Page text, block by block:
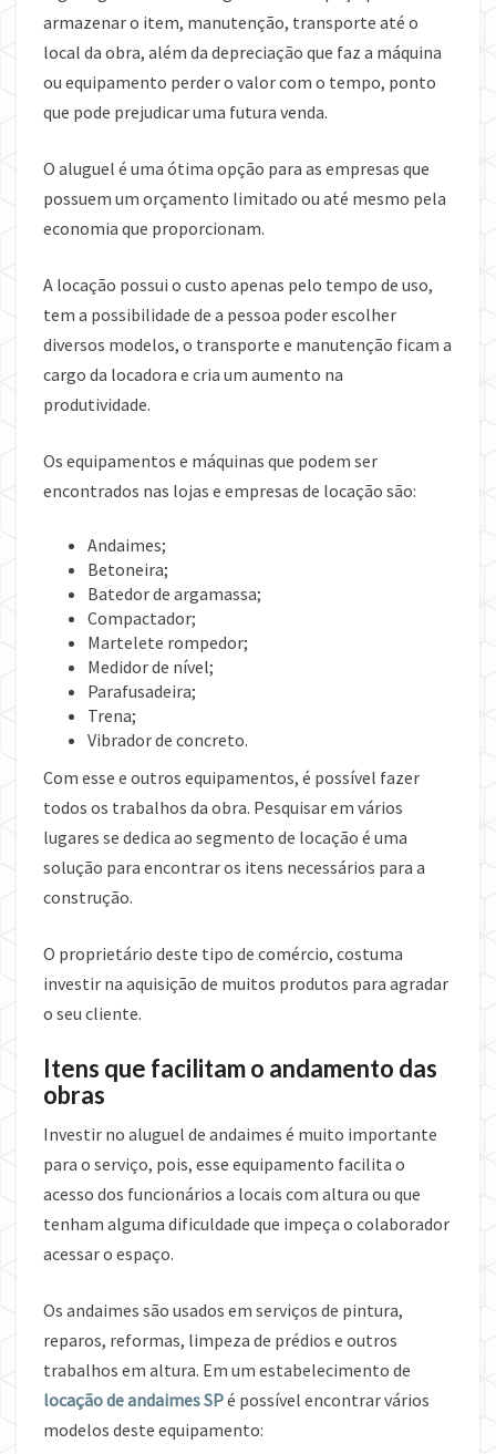
armazenar o item, manutenção, transporte até o
local da obra, além da depreciação que faz a máquina
ou equipamento perder o valor com o tempo, ponto
que pode prejudicar uma futura venda.
O aluguel é uma ótima opção para as empresas que
possuem um orçamento limitado ou até mesmo pela
economia que proporcionam.
A locação possui o custo apenas pelo tempo de uso,
tem a possibilidade de a pessoa poder escolher
diversos modelos, o transporte e manutenção ficam a
cargo da locadora e cria um aumento na
produtividade.
Os equipamentos e máquinas que podem ser
encontrados nas lojas e empresas de locação são:
Andaimes;
Betoneira;
Batedor de argamassa;
Compactador;
Martelete rompedor;
Medidor de nível;
Parafusadeira;
Trena;
Vibrador de concreto.
Com esse e outros equipamentos, é possível fazer
todos os trabalhos da obra. Pesquisar em vários
lugares se dedica ao segmento de locação é uma
solução para encontrar os itens necessários para a
construção.
O proprietário deste tipo de comércio, costuma
investir na aquisição de muitos produtos para agradar
o seu cliente.
Itens que facilitam o andamento das
obras
Investir no aluguel de andaimes é muito importante
para o serviço, pois, esse equipamento facilita o
acesso dos funcionários a locais com altura ou que
tenham alguma dificuldade que impeça o colaborador
acessar o espaço.
Os andaimes são usados em serviços de pintura,
reparos, reformas, limpeza de prédios e outros
trabalhos em altura. Em um estabelecimento de
locação de andaimes SPé possível encontrar vários
modelos deste equipamento: